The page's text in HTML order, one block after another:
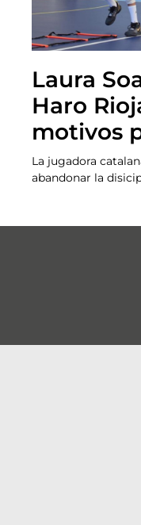
Laura
Haro
motivos
La jugadora
abandonar la